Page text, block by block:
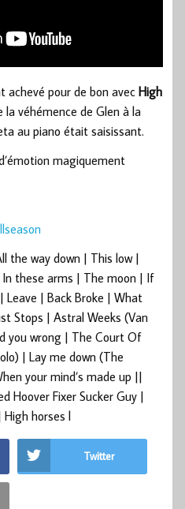
achevé pour de bon avec High
véhémence de Glen à la
au piano était saisissant.
magiquement
the way down | This low |
these arms | The moon | If
Leave | Back Broke | What
Stops | Astral Weeks (Van
you wrong | The Court Of
| Lay me down (The
your mind’s made up ||
Hoover Fixer Sucker Guy |
horses l
Twitter